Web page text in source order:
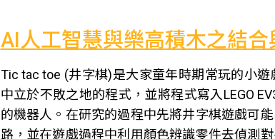
AI人工智慧與樂高積木之結合
Tic tac toe (井字棋)是大家童年時期常玩的小
中立於不敗之地的程式，並將程式寫入LEGO
的機器人。在研究的過程中先將井字棋遊戲可
路，並在遊戲過程中利用顏色辨識零件去偵測